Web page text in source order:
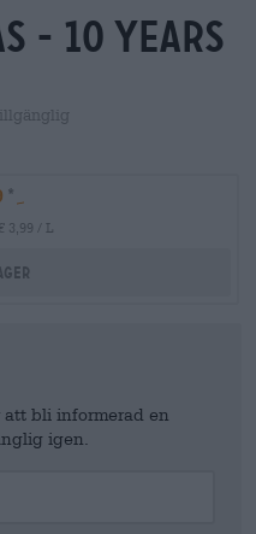
- 10 years
3,99 / L
bli informerad en
igen.